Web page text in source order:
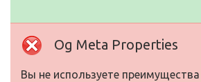
Og Meta Properties
Вы не используете